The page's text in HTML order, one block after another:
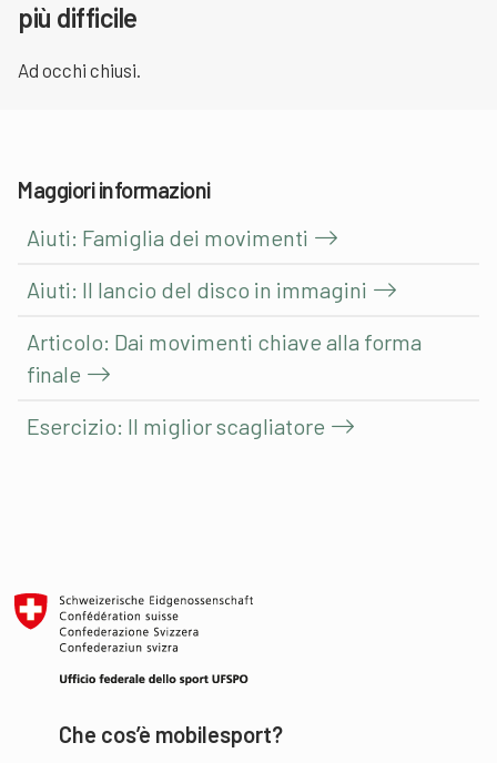
più difficile
Ad occhi chiusi.
Maggiori informazioni
Aiuti: Famiglia dei movimenti
Aiuti: Il lancio del disco in immagini
Articolo: Dai movimenti chiave alla forma
finale
Esercizio: Il miglior scagliatore
Che cos’è mobilesport?